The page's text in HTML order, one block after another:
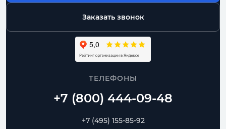
Заказать звонок
ТЕЛЕФОНЫ
+7 (495) 155-85-92